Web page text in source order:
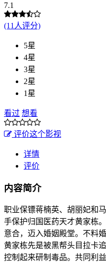
7.1
(11人评分)
5星
4星
3星
2星
1星
看过 想看
评价这个影视
详情
评价
内容简介
职业保镖蒋楠英、胡丽妃和
手保护归国医药天才黄家栋
意合，迈入婚姻殿堂。不料
黄家栋先是被黑帮头目拉卡
控制起来研制毒品。共同利